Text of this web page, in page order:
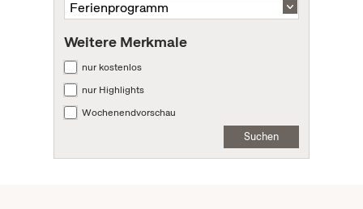
Weitere Merkmale
nur kostenlos
nur Highlights
Wochenendvorschau
Suchen